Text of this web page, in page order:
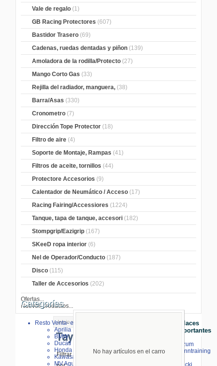
Vale de regalo (1)
GB Racing Protectores (607)
Bastidor Trasero (69)
Cadenas, ruedas dentadas y piñon (139)
Amoladora de la rodilla/Protecto (27)
Mango Corto Gas (33)
Rejilla del radiador, manguera, (38)
Barra/Asas (330)
Cronometro (7)
Dirección Tope Protector (18)
Filtro de aire (4)
Soporte de Montaje, Rampas (41)
Filtros de aceite, tornillos (44)
Protectore Accesorios (9)
Calentador de Neumático / Acceso (17)
Racing Fairing/Accessiores (1224)
Tanque, tapa de tanque, accesori (182)
Stompgrip/Eazigrip (167)
SKeeD ropa interior (6)
Nel de Operador/Conducto (187)
Disco (115)
Taller de Accesorios (202)
Ofertas...
Nuevos productos...
No hay artículos en el carro
Categorías
Resto Venta- especial
Aprilia
BMW
Ducati
Honda
Kawasaki
MV Agusta
Inicio> Tayg
Tayg
Filtrar Resultados
Enlaces
Importantes
⇒ zum
Renntraining
Stecki